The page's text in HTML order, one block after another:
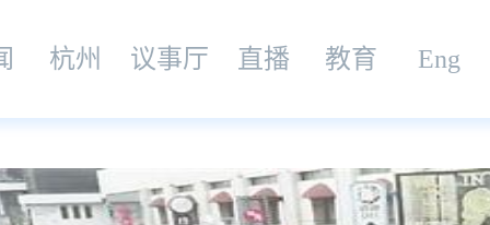
杭州 议事厅 直播 教育 Eng